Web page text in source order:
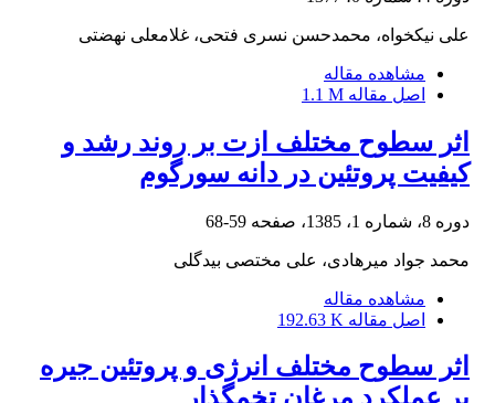
علی نیکخواه، محمدحسن نسری فتحی، غلامعلی نهضتی
مشاهده مقاله
اصل مقاله 1.1 M
اثر سطوح مختلف ازت بر روند رشد و
کیفیت پروتئین در دانه سورگوم‏
دوره 8، شماره 1، 1385، صفحه 59-68
محمد جواد ‏میرهادی، علی مختصی ‏بیدگلی
مشاهده مقاله
اصل مقاله 192.63 K
اثر سطوح مختلف انرژی و پروتئین جیره